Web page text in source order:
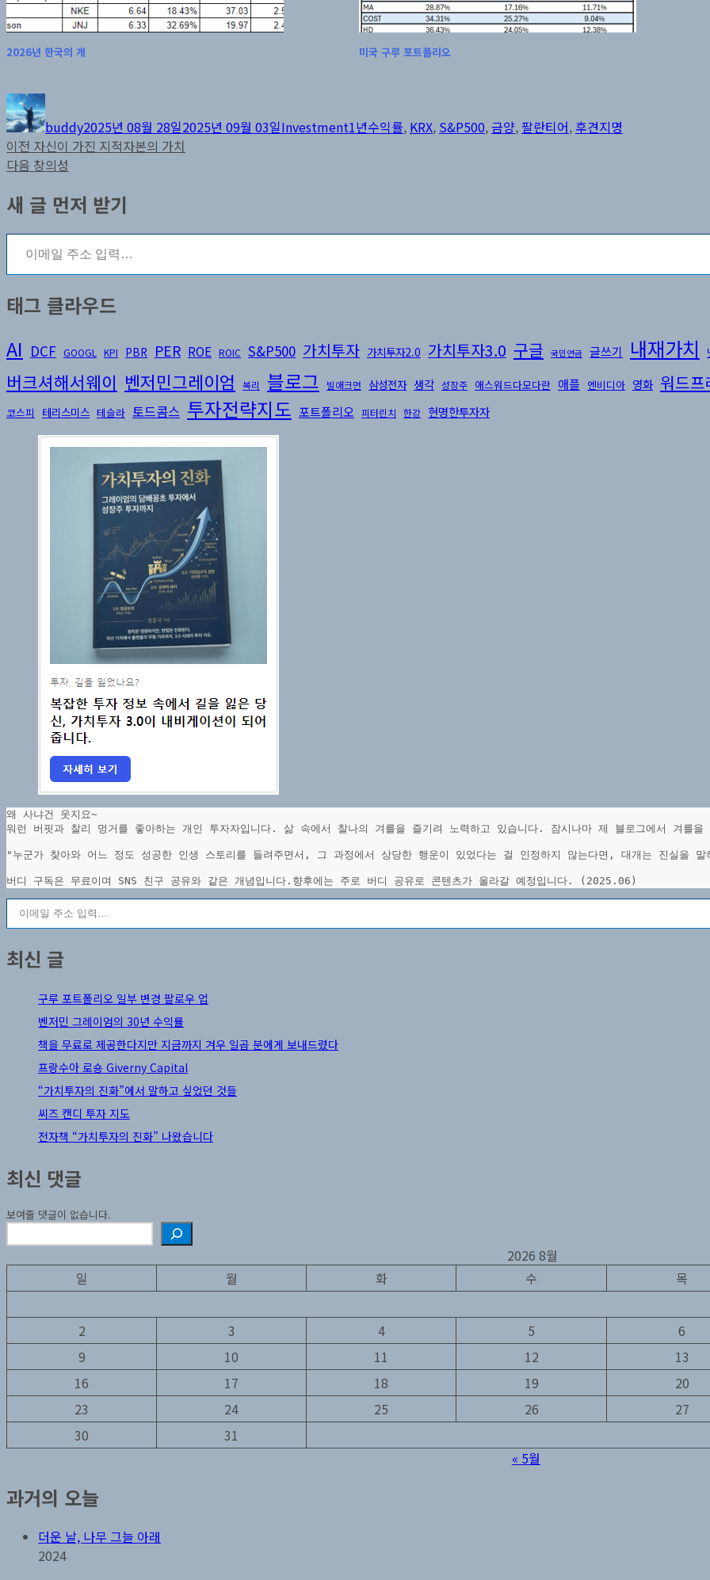
2026년 한국의 개 미국 구루 포트폴리오
글
쓴
이
buddy성
일
자
2025년 08월 28일2025년 09월 03일테
고
Investment그
1년수익률, KRX, S&P500, 금양, 팔란티어, 후견지명
글
탐
색
이전 이
전
자신이 가진 지적자본의 가치
다음 다
글:
창의성
새 글 먼저 받기
이메일 주소 입력…
태그 클라우드
AI DCF GOOGL KPI PBR PER ROE ROIC S&P500 가치투자 가치투자2.0 가치투자3.0 구글 국민연금 글쓰기 내재가치
버크셔해서웨이 벤저민그레이엄 복리 블로그 빌애크먼 삼성전자 생각 성장주 애스워드다모다란 애플 엔비디아 영화 워드
코스피 테리스미스 테슬라 토드콤스 투자전략지도 포트폴리오 피터린치 한강 현명한투자자
왜 사냐건 웃지요~
워런 버핏과 찰리 멍거를 좋아하는 개인 투자자입니다. 삶 속에서 찰나의 겨를을 즐기려 노력하고 있습니다. 잠시나마 제 블로그에서 겨를을
"누군가 찾아와 어느 정도 성공한 인생 스토리를 들려주면서, 그 과정에서 상당한 행운이 있었다는 걸 인정하지 않는다면, 대개는 진실을
버디 구독은 무료이며 SNS 친구 공유와 같은 개념입니다.향후에는 주로 버디 공유로 콘텐츠가 올라갈 예정입니다. (2025.06)
이메일 주소 입력…
최신 글
구루 포트폴리오 일부 변경 팔로우 업
벤저민 그레이엄의 30년 수익률
책을 무료로 제공한다지만 지금까지 겨우 일곱 분에게 보내드렸다
프랑수아 로숑 Giverny Capital
“가치투자의 진화”에서 말하고 싶었던 것들
씨즈 캔디 투자 지도
전자책 “가치투자의 진화” 나왔습니다
최신 댓글
보여줄 댓글이 없습니다.
2026 8월
일
월 화 수 목
2 3 4 5
6
9
10 11 12
13
16
17 18 19
20
23
24 25 26
27
30
31
« 5월
과거의 오늘
더운 날, 나무 그늘 아래
2024